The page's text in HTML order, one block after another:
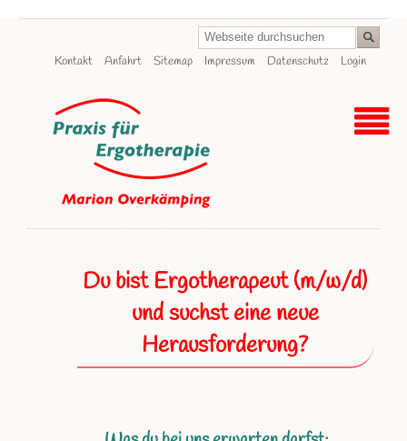
Navigation
Kontakt Anfahrt Sitemap Impressum Datenschutz Login
Du bist Ergotherapeut (m/w/d)
und suchst eine neue
Herausforderung?